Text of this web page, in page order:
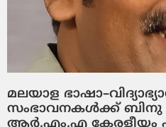
മലയാള
സംഭാവനകൾക്ക് ബിനു
ആർ.എം.എ കേരളീയം